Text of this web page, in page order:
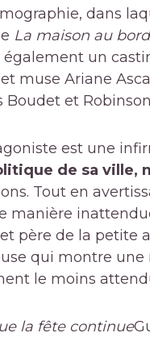
dans
La maison au
un
muse Ariane
Boudet et
est une
de sa ville,
Tout en
manière
père de la petite
qui montre une
le moins
la fête continue